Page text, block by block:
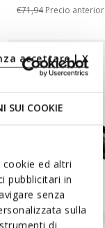
SUI COOKIE
ed altri
pubblicitari in
senza
sulla
di
accettare | X
€71,94Precio anterior